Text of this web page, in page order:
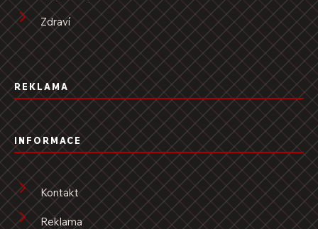
Zdraví
REKLAMA
INFORMACE
Kontakt
Reklama